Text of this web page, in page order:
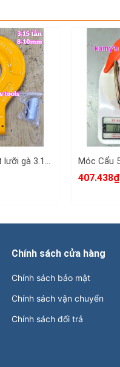
407.438₫
Chính sách cửa hàng
Chính sách bảo mật
Chính sách vận chuyển
Chính sách đổi trả